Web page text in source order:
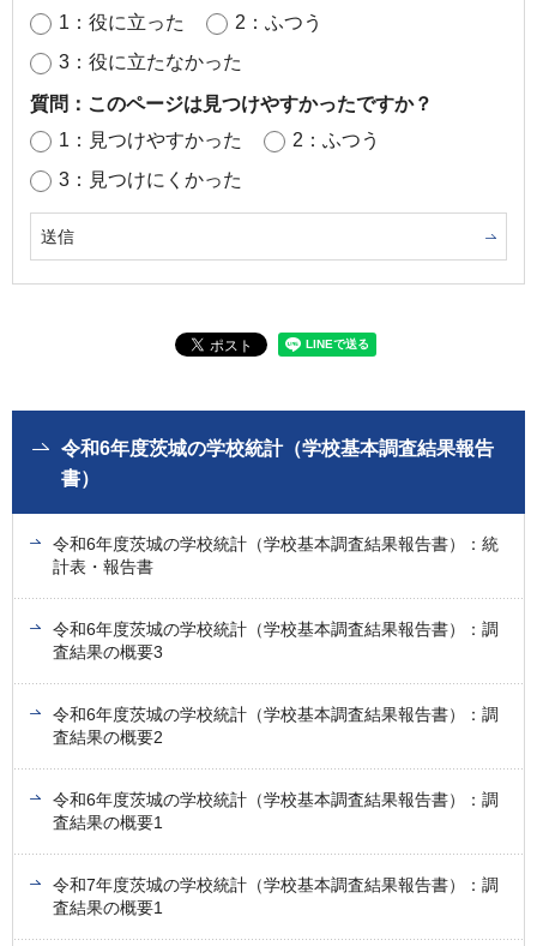
1：役に立った
2：ふつう
3：役に立たなかった
質問：このページは見つけやすかったですか？
1：見つけやすかった
2：ふつう
3：見つけにくかった
令和6年度茨城の学校統計（学校基本調査結果報告
書）
令和6年度茨城の学校統計（学校基本調査結果報告書）：統
計表・報告書
令和6年度茨城の学校統計（学校基本調査結果報告書）：調
査結果の概要3
令和6年度茨城の学校統計（学校基本調査結果報告書）：調
査結果の概要2
令和6年度茨城の学校統計（学校基本調査結果報告書）：調
査結果の概要1
令和7年度茨城の学校統計（学校基本調査結果報告書）：調
査結果の概要1